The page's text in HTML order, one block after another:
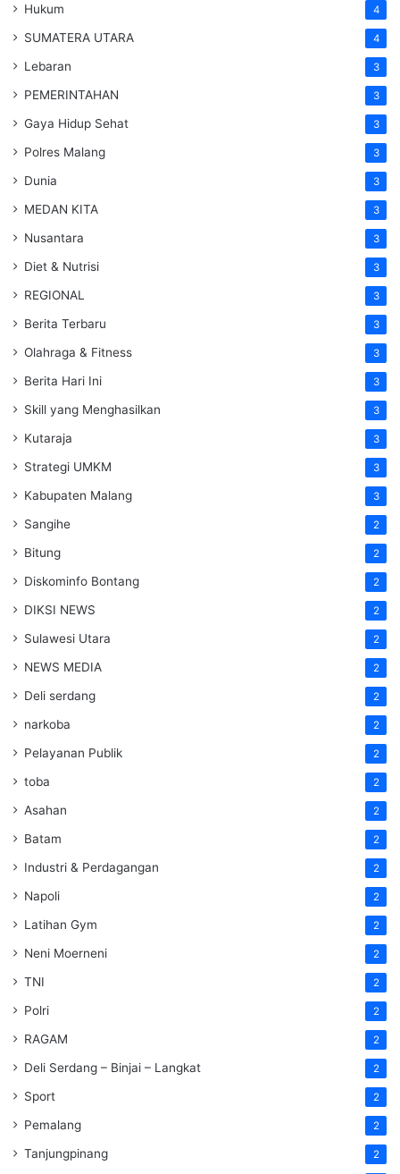
Hukum 4
SUMATERA UTARA 4
Lebaran 3
PEMERINTAHAN 3
Gaya Hidup Sehat 3
Polres Malang 3
Dunia 3
MEDAN KITA 3
Nusantara 3
Diet & Nutrisi 3
REGIONAL 3
Berita Terbaru 3
Olahraga & Fitness 3
Berita Hari Ini 3
Skill yang Menghasilkan 3
Kutaraja 3
Strategi UMKM 3
Kabupaten Malang 3
Sangihe 2
Bitung 2
Diskominfo Bontang 2
DIKSI NEWS 2
Sulawesi Utara 2
NEWS MEDIA 2
Deli serdang 2
narkoba 2
Pelayanan Publik 2
toba 2
Asahan 2
Batam 2
Industri & Perdagangan 2
Napoli 2
Latihan Gym 2
Neni Moerneni 2
TNI 2
Polri 2
RAGAM 2
Deli Serdang – Binjai – Langkat 2
Sport 2
Pemalang 2
Tanjungpinang 2